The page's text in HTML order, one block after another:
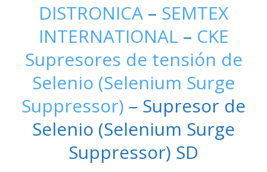
DISTRONICA – SEMTEX
INTERNATIONAL – CKE
Supresores de tensión de
Selenio (Selenium Surge
Suppressor) – Supresor de
Selenio (Selenium Surge
Suppressor) SD